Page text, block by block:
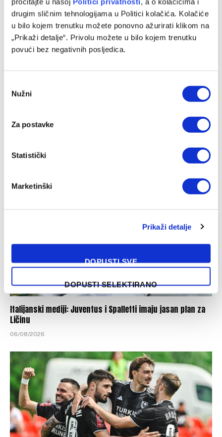
drugim sličnim tehnologijama u Politici kolačića. Kolačiće
u bilo kojem trenutku možete ponovno ažurirati klikom na
„Prikaži detalje“. Privolu možete u bilo kojem trenutku
povući bez negativnih posljedica.
Selection
Nužni
Za postavke
Statistički
Marketinški
Prikaži detalje
DOPUSTI SVE
DOPUSTI SELEKTIRANO
06/08/2026
Jakirović dobio veliko pojačanje, oboren klupski rekord
Italijanski mediji: Juventus i Spalletti imaju jasan plan za
Ličinu
06/08/2026